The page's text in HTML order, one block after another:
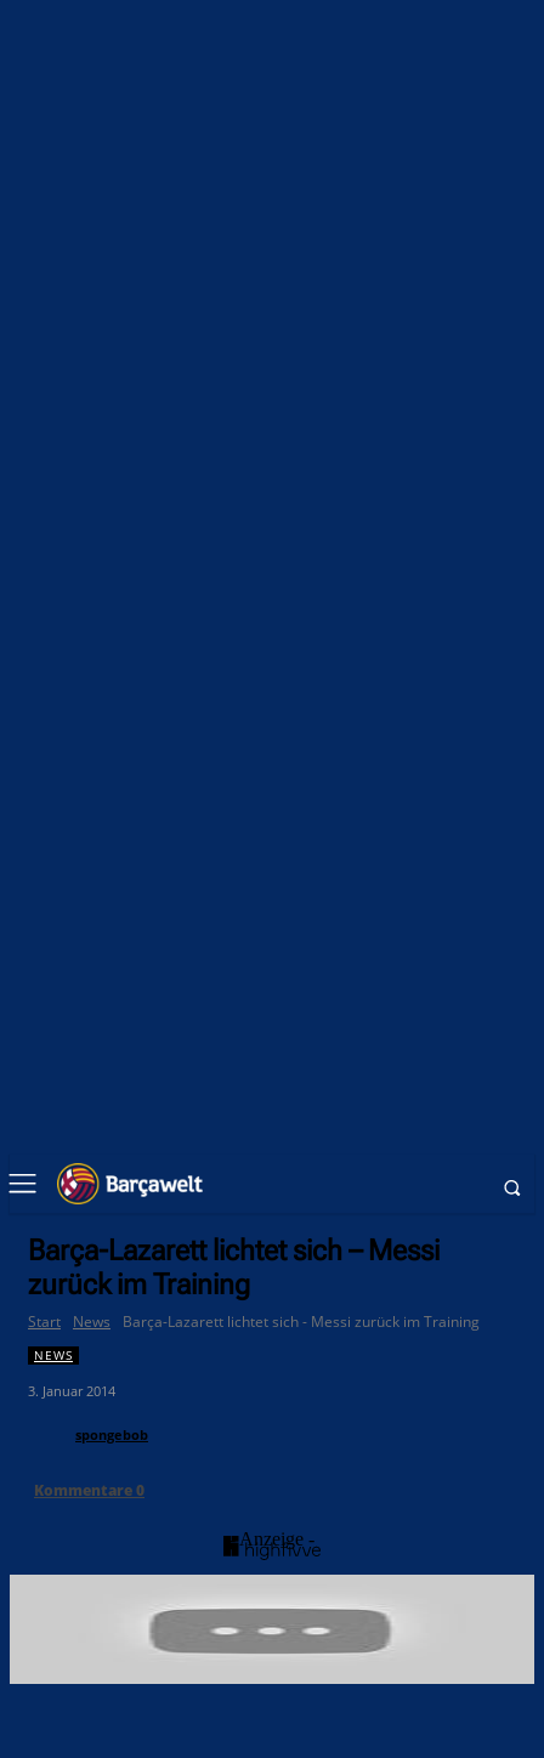
Barça-Lazarett lichtet sich – Messi
zurück im Training
Start News Barça-Lazarett lichtet sich - Messi zurück im Training
NEWS
3. Januar 2014
spongebob
Kommentare0
- Anzeige -